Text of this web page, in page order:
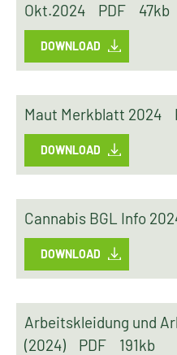
Okt.2024 PDF 47kb
DOWNLOAD
Maut Merkblatt 2024
DOWNLOAD
Cannabis BGL Info
DOWNLOAD
Arbeitskleidung und
(2024) PDF 191kb